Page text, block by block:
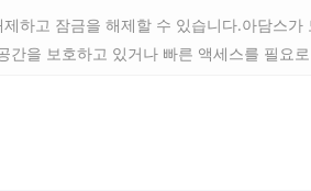
하고 잠금을 해제할 수 있습니다.아담스가
을 보호하고 있거나 빠른 액세스를 필요